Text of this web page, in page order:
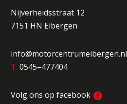
Nijverheidsstraat 12
7151 HN Eibergen
info@motorcentrumeibergen.nl
T. 0545–477404
Volg ons op facebook